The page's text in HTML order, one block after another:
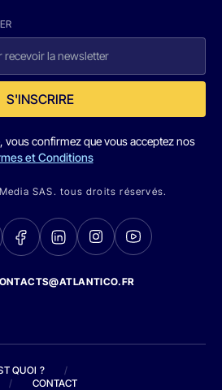
S'INSCRIRE
vous confirmez que vous acceptez nos
et Conditions
SAS. tous droits réservés.
QUOI ?
/
/ CONTACT